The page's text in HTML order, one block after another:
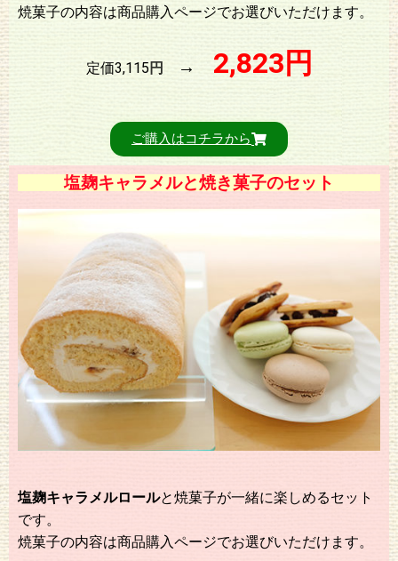
焼菓子の内容は商品購入ページでお選びいただけます。
定価3,115 円 → 2,823 円
ご購入はコチラから
塩麹キャラメルと焼き菓子のセット
塩麹キャラメルロールと焼菓子が一緒に楽しめるセット
です。
焼菓子の内容は商品購入ページでお選びいただけます。